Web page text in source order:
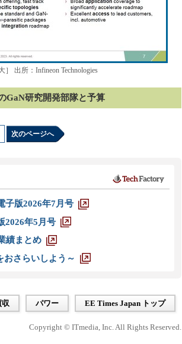
出所：Infineon Technologies
GaN研究開発部隊と予算
次のページへ
版2026年7月号
年5月号
績まとめ
さらいしよう～
収 パワー EE Times Japan トップ
Copyright © ITmedia, Inc. All Rights Reserved.